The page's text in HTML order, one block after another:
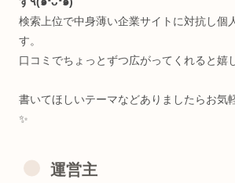
＜資格🐥＞（おまけ）
・英検2級（全盛期中三）
・RYT200(全米ヨガアライアンス協会)
・基本情報技術者(午後問C/1ヶ月半)
・Linux Essentials(永久化記念)
運営主